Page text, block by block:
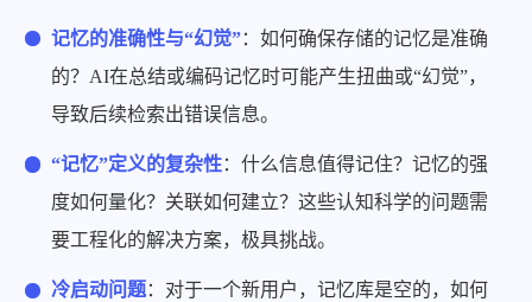
记忆的准确性与“幻觉”：如何确保存储的记忆是准确
的？AI在总结或编码记忆时可能产生扭曲或“幻觉”，
导致后续检索出错误信息。
“记忆”定义的复杂性：什么信息值得记住？记忆的强
度如何量化？关联如何建立？这些认知科学的问题需
要工程化的解决方案，极具挑战。
冷启动问题：对于一个新用户，记忆库是空的，如何